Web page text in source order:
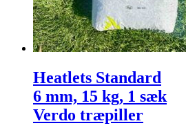
Heatlets Standard
6 mm, 15 kg, 1 sæk
Verdo træpiller